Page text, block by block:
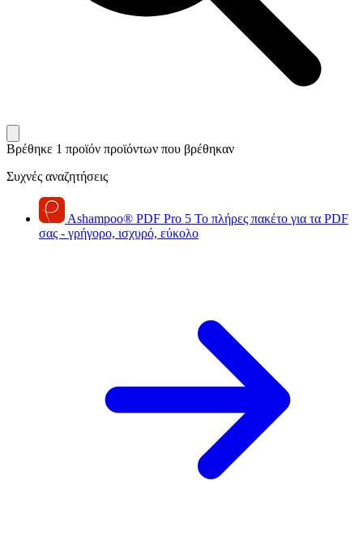
Βρέθηκε 1 προϊόν προϊόντων που βρέθηκαν
Συχνές αναζητήσεις
Ashampoo® PDF Pro 5 Το πλήρες πακέτο για τα PDF
σας - γρήγορο, ισχυρό, εύκολο